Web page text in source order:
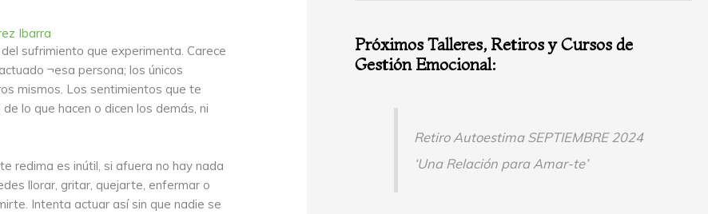
Ibarra
sufrimiento que experimenta. Carece
¬esa persona; los únicos
mismos. Los sentimientos que te
lo que hacen o dicen los demás, ni
redima es inútil, si afuera no hay nada
llorar, gritar, quejarte, enfermar o
Intenta actuar así sin que nadie se
c
Próximos Talleres, Retiros y Cursos de
Gestión Emocional:
Retiro Autoestima SEPTIEMBRE 2024
‘Una Relación para Amar-te’